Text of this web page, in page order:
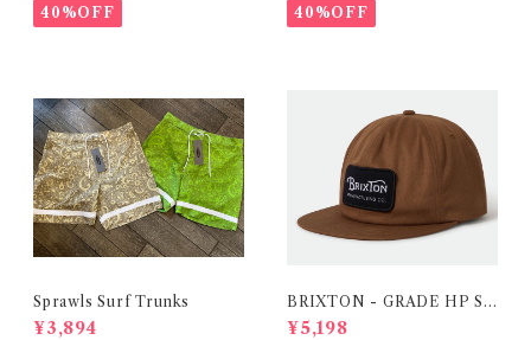
40%OFF 40%OFF
Sprawls Surf Trunks
¥3,894
BRIXTON - GRADE HP SN
PK - DARK TAN
¥5,198